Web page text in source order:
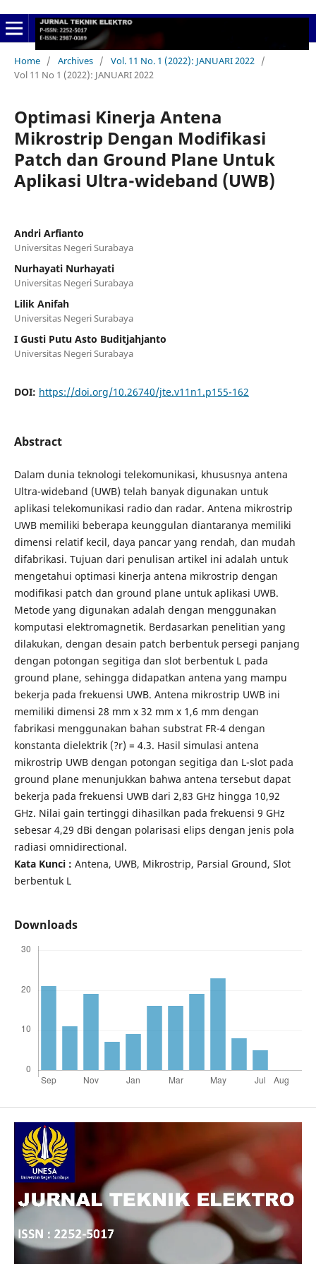
Home / Archives / Vol. 11 No. 1 (2022): JANUARI 2022 /
Vol 11 No 1 (2022): JANUARI 2022
Optimasi Kinerja Antena
Mikrostrip Dengan Modifikasi
Patch dan Ground Plane Untuk
Aplikasi Ultra-wideband (UWB)
Andri Arfianto
Universitas Negeri Surabaya
Nurhayati Nurhayati
Universitas Negeri Surabaya
Lilik Anifah
Universitas Negeri Surabaya
I Gusti Putu Asto Buditjahjanto
Universitas Negeri Surabaya
DOI: https://doi.org/10.26740/jte.v11n1.p155-162
Abstract
Dalam dunia teknologi telekomunikasi, khususnya antena
Ultra-wideband (UWB) telah banyak digunakan untuk
aplikasi telekomunikasi radio dan radar. Antena mikrostrip
UWB memiliki beberapa keunggulan diantaranya memiliki
dimensi relatif kecil, daya pancar yang rendah, dan mudah
difabrikasi. Tujuan dari penulisan artikel ini adalah untuk
mengetahui optimasi kinerja antena mikrostrip dengan
modifikasi patch dan ground plane untuk aplikasi UWB.
Metode yang digunakan adalah dengan menggunakan
komputasi elektromagnetik. Berdasarkan penelitian yang
dilakukan, dengan desain patch berbentuk persegi panjang
dengan potongan segitiga dan slot berbentuk L pada
ground plane, sehingga didapatkan antena yang mampu
bekerja pada frekuensi UWB. Antena mikrostrip UWB ini
memiliki dimensi 28 mm x 32 mm x 1,6 mm dengan
fabrikasi menggunakan bahan substrat FR-4 dengan
konstanta dielektrik (?r) = 4.3. Hasil simulasi antena
mikrostrip UWB dengan potongan segitiga dan L-slot pada
ground plane menunjukkan bahwa antena tersebut dapat
bekerja pada frekuensi UWB dari 2,83 GHz hingga 10,92
GHz. Nilai gain tertinggi dihasilkan pada frekuensi 9 GHz
sebesar 4,29 dBi dengan polarisasi elips dengan jenis pola
radiasi omnidirectional.
Kata Kunci : Antena, UWB, Mikrostrip, Parsial Ground, Slot
berbentuk L
Downloads